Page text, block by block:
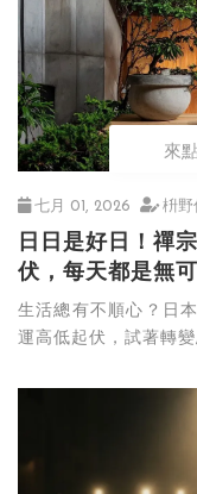
來
七月 01, 2026 枡野
日日是好日！禪
伏，每天都是無可
生活總有不順心？日
運高低起伏，試著轉